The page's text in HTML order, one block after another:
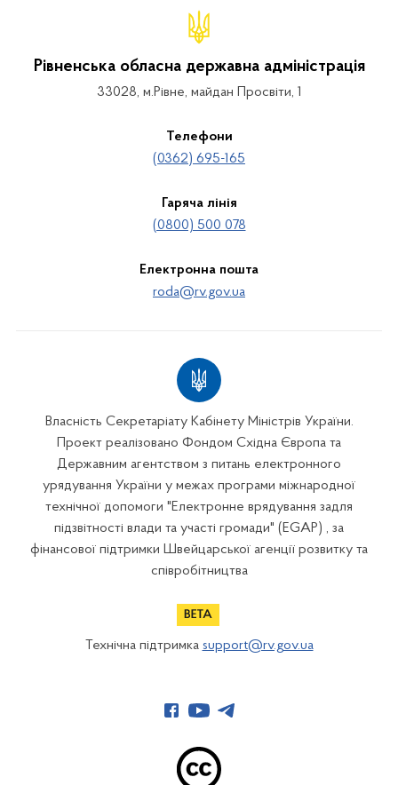
Рівненська обласна державна адміністрація
33028, м.Рівне, майдан Просвіти, 1
Телефони
(0362) 695-165
Гаряча лінія
(0800) 500 078
Електронна пошта
roda@rv.gov.ua
Власність Секретаріату Кабінету Міністрів України.
Проект реалізовано Фондом Східна Європа та
Державним агентством з питань електронного
урядування України у межах програми міжнародної
технічної допомоги "Електронне врядування задля
підзвітності влади та участі громади" (EGAP) , за
фінансової підтримки Швейцарської агенції розвитку та
співробітництва
Технічна підтримка support@rv.gov.ua